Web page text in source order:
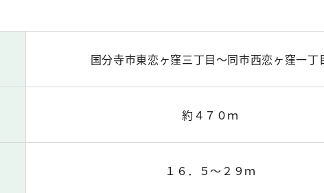
国分寺市東恋ヶ窪三丁目～同市西恋ヶ窪一丁
約４７０ｍ
１６．５～２９ｍ